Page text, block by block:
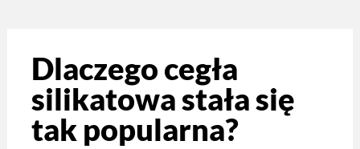
Dlaczego cegła
silikatowa stała się
tak popularna?